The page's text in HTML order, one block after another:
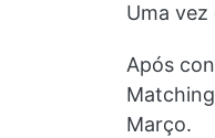
Uma
Após
Março.